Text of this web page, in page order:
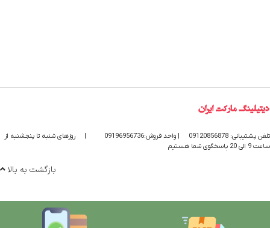
تلفن پشتیبانی: 09120856878 | واحد فروش:09196956736
روزهای شنبه تا پنجشنبه از
ساعت 9 الی 20 پاسخگوی شما هستیم
بازگشت به بالا